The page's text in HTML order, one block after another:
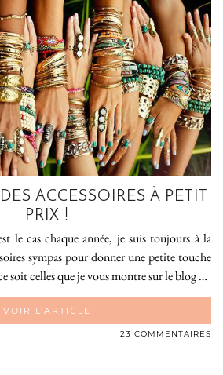
ACCESSOIRES À PETIT
PRIX !
le cas chaque année, je suis toujours à la
sympas pour donner une petite touche
soit celles que je vous montre sur le blog …
VOIR L’ARTICLE
23 COMMENTAIRES